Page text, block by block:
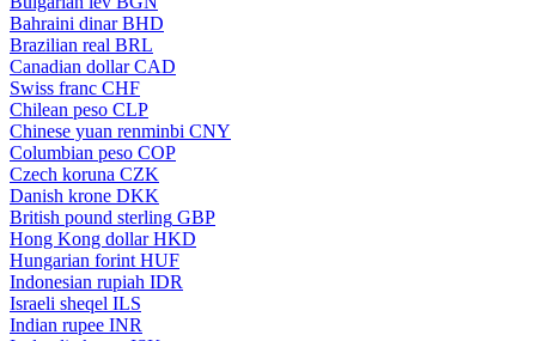
Bahraini dinar BHD
Brazilian real BRL
Canadian dollar CAD
Swiss franc CHF
Chilean peso CLP
Chinese yuan renminbi CNY
Columbian peso COP
Czech koruna CZK
Danish krone DKK
British pound sterling GBP
Hong Kong dollar HKD
Hungarian forint HUF
Indonesian rupiah IDR
Israeli sheqel ILS
Indian rupee INR